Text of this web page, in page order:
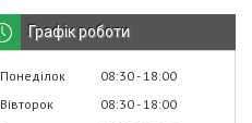
Графік роботи
Понеділок 08:30 18:00
Вівторок
08:30 18:00